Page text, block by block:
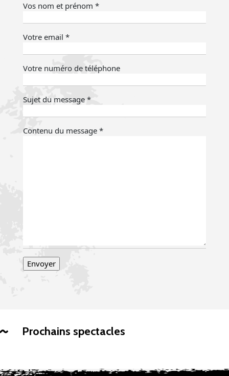
Vos nom et prénom *
Votre email *
Votre numéro de téléphone
Sujet du message *
Contenu du message *
Prochains spectacles